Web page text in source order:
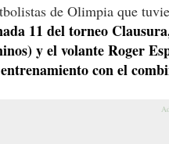
de Olimpia que
11 del torneo
y el volante Roger
con el